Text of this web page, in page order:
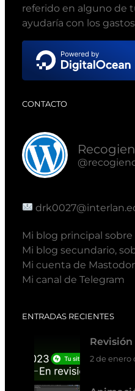
referido en alguno de
ayudaría con los
CONTACTO
Mi blog principal
Mi blog secundario,
Mi cuenta de
Mi canal de Telegram
ENTRADAS RECIENTES
2 de enero